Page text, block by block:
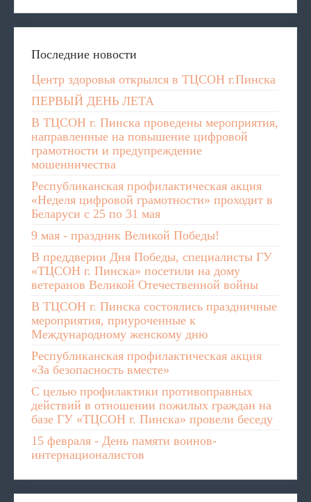
Последние новости
Центр здоровья открылся в ТЦСОН г.Пинска
ПЕРВЫЙ ДЕНЬ ЛЕТА
В ТЦСОН г. Пинска проведены мероприятия,
направленные на повышение цифровой
грамотности и предупреждение
мошенничества
Республиканская профилактическая акция
«Неделя цифровой грамотности» проходит в
Беларуси с 25 по 31 мая
9 мая - праздник Великой Победы!
В преддверии Дня Победы, специалисты ГУ
«ТЦСОН г. Пинска» посетили на дому
ветеранов Великой Отечественной войны
В ТЦСОН г. Пинска состоялись праздничные
мероприятия, приуроченные к
Международному женскому дню
Республиканская профилактическая акция
«За безопасность вместе»
С целью профилактики противоправных
действий в отношении пожилых граждан на
базе ГУ «ТЦСОН г. Пинска» провели беседу
15 февраля - День памяти воинов-
интернационалистов